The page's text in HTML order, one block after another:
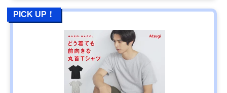
PICK UP！